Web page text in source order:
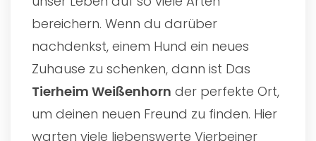
bereichern. Wenn du darüber
nachdenkst, einem Hund ein neues
Zuhause zu schenken, dann ist Das
Tierheim Weißenhorn der perfekte Ort,
um deinen neuen Freund zu finden. Hier
warten viele liebenswerte Vierbeiner